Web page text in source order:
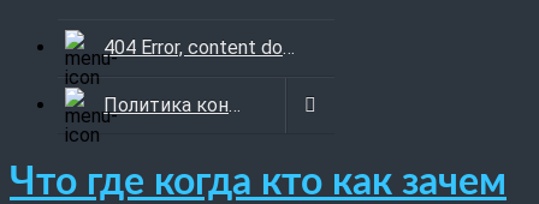
404 Error, content does not exist anymore
Политика конфиденциальности
Что где когда кто как зачем